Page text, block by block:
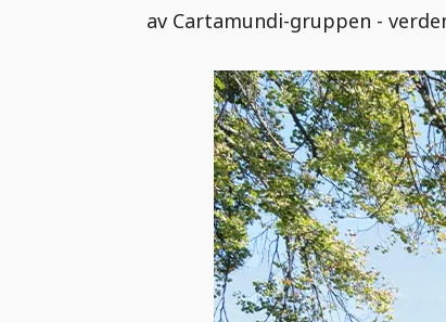
av Cartamundi-gruppen -